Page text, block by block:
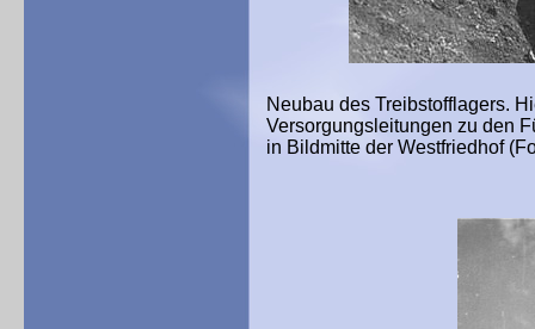
Neubau des Treibstofflagers.
Versorgungsleitungen zu den
in Bildmitte der Westfriedhof